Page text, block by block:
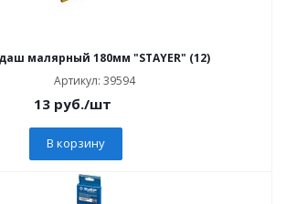
малярный 180мм "STAYER" (12)
Артикул: 39594
13руб./шт
В корзину